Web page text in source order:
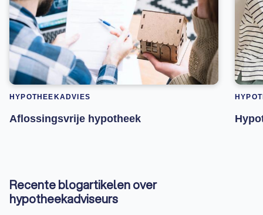
HYPOTHEEKADVIES
Aflossingsvrije hypotheek
Recente blogartikelen over
hypotheekadviseurs